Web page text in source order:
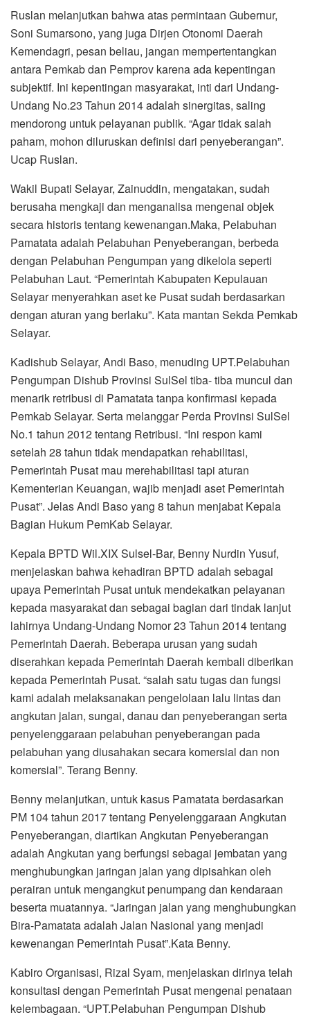
Ruslan melanjutkan bahwa atas permintaan Gubernur,
Soni Sumarsono, yang juga Dirjen Otonomi Daerah
Kemendagri, pesan beliau, jangan mempertentangkan
antara Pemkab dan Pemprov karena ada kepentingan
subjektif. Ini kepentingan masyarakat, inti dari Undang-
Undang No.23 Tahun 2014 adalah sinergitas, saling
mendorong untuk pelayanan publik. “Agar tidak salah
paham, mohon diluruskan definisi dari penyeberangan”.
Ucap Ruslan.
Wakil Bupati Selayar, Zainuddin, mengatakan, sudah
berusaha mengkaji dan menganalisa mengenai objek
secara historis tentang kewenangan.Maka, Pelabuhan
Pamatata adalah Pelabuhan Penyeberangan, berbeda
dengan Pelabuhan Pengumpan yang dikelola seperti
Pelabuhan Laut. “Pemerintah Kabupaten Kepulauan
Selayar menyerahkan aset ke Pusat sudah berdasarkan
dengan aturan yang berlaku”. Kata mantan Sekda Pemkab
Selayar.
Kadishub Selayar, Andi Baso, menuding UPT.Pelabuhan
Pengumpan Dishub Provinsi SulSel tiba- tiba muncul dan
menarik retribusi di Pamatata tanpa konfirmasi kepada
Pemkab Selayar. Serta melanggar Perda Provinsi SulSel
No.1 tahun 2012 tentang Retribusi. “Ini respon kami
setelah 28 tahun tidak mendapatkan rehabilitasi,
Pemerintah Pusat mau merehabilitasi tapi aturan
Kementerian Keuangan, wajib menjadi aset Pemerintah
Pusat”. Jelas Andi Baso yang 8 tahun menjabat Kepala
Bagian Hukum PemKab Selayar.
Kepala BPTD Wil.XIX Sulsel-Bar, Benny Nurdin Yusuf,
menjelaskan bahwa kehadiran BPTD adalah sebagai
upaya Pemerintah Pusat untuk mendekatkan pelayanan
kepada masyarakat dan sebagai bagian dari tindak lanjut
lahirnya Undang-Undang Nomor 23 Tahun 2014 tentang
Pemerintah Daerah. Beberapa urusan yang sudah
diserahkan kepada Pemerintah Daerah kembali diberikan
kepada Pemerintah Pusat. “salah satu tugas dan fungsi
kami adalah melaksanakan pengelolaan lalu lintas dan
angkutan jalan, sungai, danau dan penyeberangan serta
penyelenggaraan pelabuhan penyeberangan pada
pelabuhan yang diusahakan secara komersial dan non
komersial”. Terang Benny.
Benny melanjutkan, untuk kasus Pamatata berdasarkan
PM 104 tahun 2017 tentang Penyelenggaraan Angkutan
Penyeberangan, diartikan Angkutan Penyeberangan
adalah Angkutan yang berfungsi sebagai jembatan yang
menghubungkan jaringan jalan yang dipisahkan oleh
perairan untuk mengangkut penumpang dan kendaraan
beserta muatannya. “Jaringan jalan yang menghubungkan
Bira-Pamatata adalah Jalan Nasional yang menjadi
kewenangan Pemerintah Pusat”.Kata Benny.
Kabiro Organisasi, Rizal Syam, menjelaskan dirinya telah
konsultasi dengan Pemerintah Pusat mengenai penataan
kelembagaan. “UPT.Pelabuhan Pengumpan Dishub